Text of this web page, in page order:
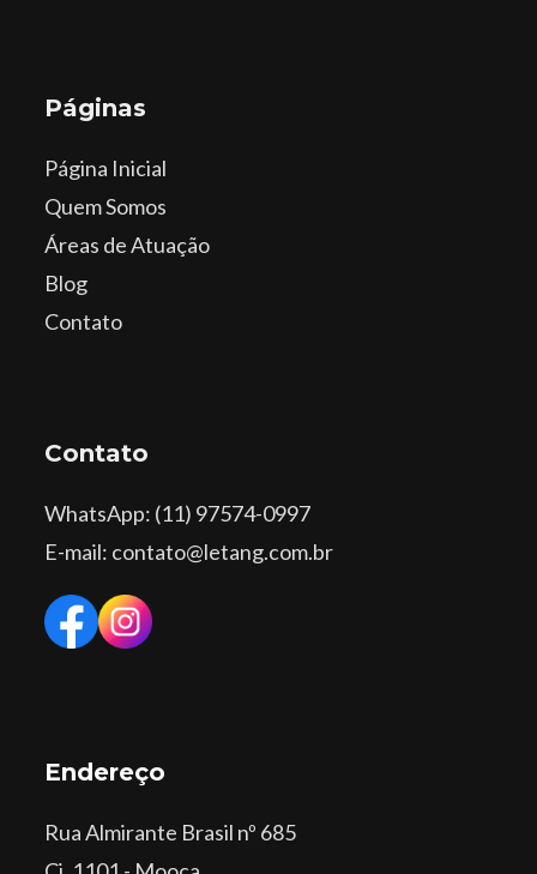
Páginas
Página Inicial
Quem Somos
Áreas de Atuação
Blog
Contato
Contato
WhatsApp: (11) 97574-0997
E-mail: contato@letang.com.br
Endereço
Rua Almirante Brasil nº 685